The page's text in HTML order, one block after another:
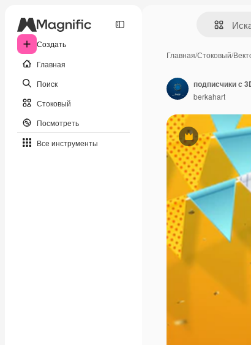
Создать
Главная
Поиск
Стоковый
Посмотреть
Все инструменты
Главная/Стоковый/
Премиум
подписчики с
berkahart